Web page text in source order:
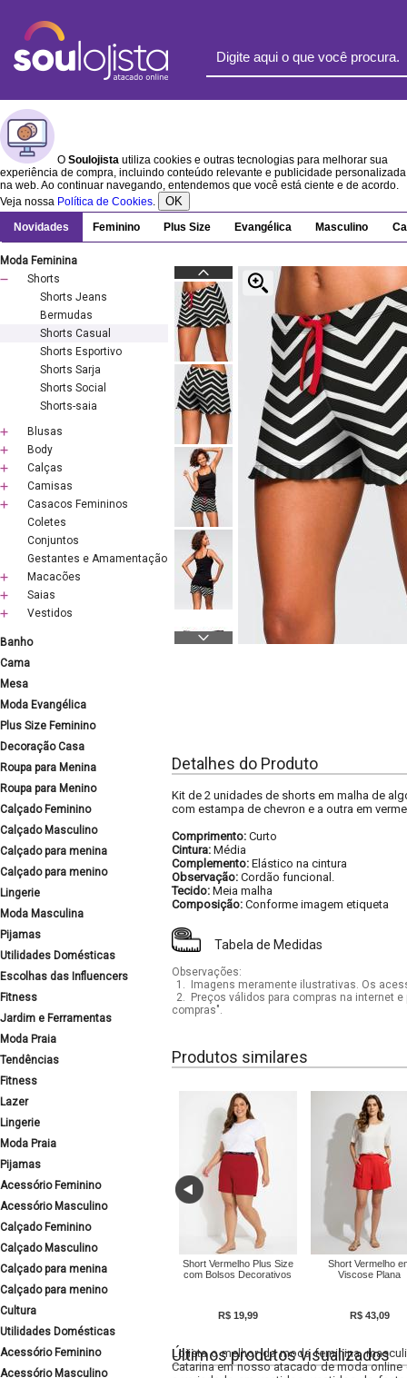
O Soulojista utiliza cookies e outras tecnologias para melhorar sua
experiência de compra, incluindo conteúdo relevante e publicidade personalizada
na web. Ao continuar navegando, entendemos que você está ciente e de acordo.
Veja nossa Política de Cookies. OK
Novidades Feminino Plus Size Evangélica Masculino
Moda Feminina
Shorts
Shorts Jeans
Bermudas
Shorts Casual
Shorts Esportivo
Shorts Sarja
Shorts Social
Shorts-saia
Blusas
Body
Calças
Camisas
Casacos Femininos
Coletes
Conjuntos
Gestantes e Amamentação
Macacões
Saias
Vestidos
Banho
Cama
Mesa
Moda Evangélica
Plus Size Feminino
Decoração Casa
Roupa para Menina
Roupa para Menino
Calçado Feminino
Calçado Masculino
Calçado para menina
Calçado para menino
Lingerie
Moda Masculina
Pijamas
Utilidades Domésticas
Escolhas das Influencers
Fitness
Jardim e Ferramentas
Moda Praia
Tendências
Fitness
Lazer
Lingerie
Moda Praia
Pijamas
Acessório Feminino
Acessório Masculino
Calçado Feminino
Calçado Masculino
Calçado para menina
Calçado para menino
Cultura
Utilidades Domésticas
Acessório Feminino
Acessório Masculino
Detalhes do Produto
Kit de 2 unidades de shorts em malha de
com estampa de chevron e a outra em
Comprimento: Curto
Cintura: Média
Complemento: Elástico na cintura
Observação: Cordão funcional.
Tecido: Meia malha
Composição: Conforme imagem etiqueta
Tabela de Medidas
Observações:
1.
Imagens meramente ilustrativas. Os
2.
Preços válidos para compras na internet
compras".
Produtos similares
Short Vermelho Plus Size
com Bolsos Decorativos
R$ 19,99
Short Vermelho
Viscose Plana
R$ 43,09
Últimos produtos visualizados
Lojista o melhor da moda feminina,
Catarina em nosso atacado de moda